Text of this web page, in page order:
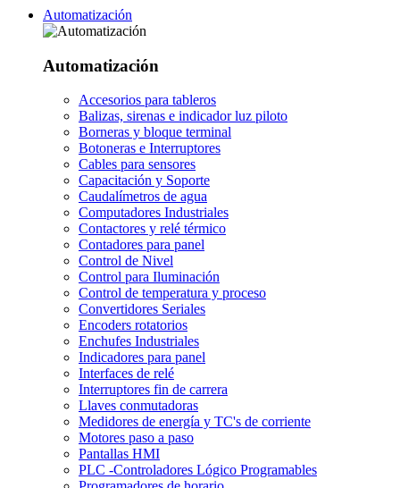
Automatización
Automatización
Accesorios para tableros
Balizas, sirenas e indicador luz piloto
Borneras y bloque terminal
Botoneras e Interruptores
Cables para sensores
Capacitación y Soporte
Caudalímetros de agua
Computadores Industriales
Contactores y relé térmico
Contadores para panel
Control de Nivel
Control para Iluminación
Control de temperatura y proceso
Convertidores Seriales
Encoders rotatorios
Enchufes Industriales
Indicadores para panel
Interfaces de relé
Interruptores fin de carrera
Llaves conmutadoras
Medidores de energía y TC's de corriente
Motores paso a paso
Pantallas HMI
PLC -Controladores Lógico Programables